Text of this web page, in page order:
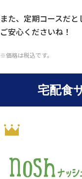
また、定期コースだと
ご安心くださいね！
※価格は税込です。
宅配食